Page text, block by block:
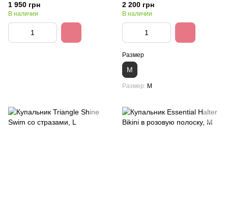
1 950 грн
В наличии
2 200 грн
В наличии
Размер
M
Размер M